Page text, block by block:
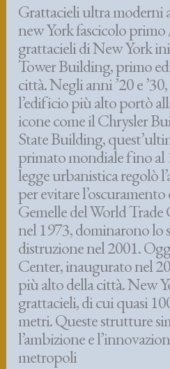
Grattacieli ultra moderni
new York fascicolo
grattacieli di New York
Tower Building, primo
città. Negli anni ’20 e
l’edificio più alto portò
icone come il Chrysler
State Building,
primato mondiale fino al
legge urbanistica regolò
per evitare
Gemelle del World
nel 1973, dominarono lo
distruzione nel 2001.
Center, inaugurato nel
più alto della città. New
grattacieli, di cui quasi
metri. Queste strutture
l’ambizione e
metropoli